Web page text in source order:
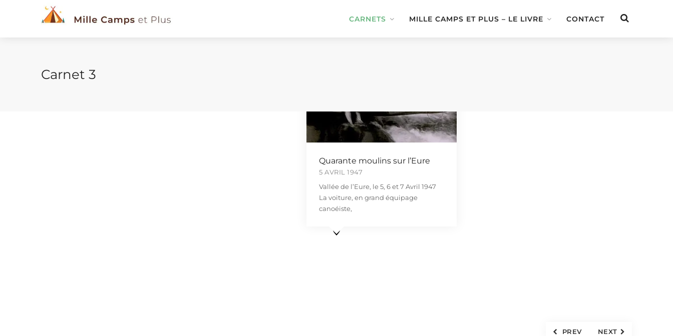
CARNETS MILLE CAMPS ET PLUS – LE LIVRE CONTACT
Carnet 3
Quarante moulins sur l’Eure
5 AVRIL 1947
Vallée de l’Eure, le 5, 6 et 7 Avril 1947
La voiture, en grand équipage
canoéiste,
PREV NEXT